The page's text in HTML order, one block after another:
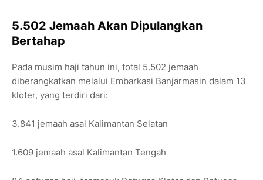
5.502 Jemaah Akan Dipulangkan
Bertahap
Pada musim haji tahun ini, total 5.502 jemaah
diberangkatkan melalui Embarkasi Banjarmasin dalam 13
kloter, yang terdiri dari:
3.841 jemaah asal Kalimantan Selatan
1.609 jemaah asal Kalimantan Tengah